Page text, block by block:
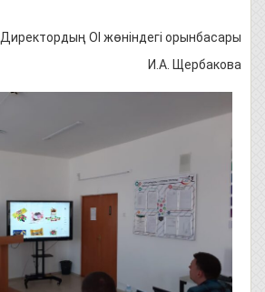
Директордың ОІ жөніндегі орынбасары
И.А. Щербакова